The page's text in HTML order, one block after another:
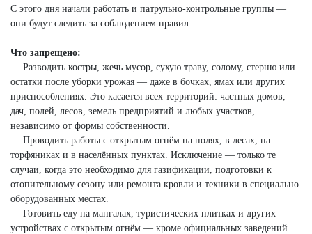
С этого дня начали работать и патрульно-контрольные группы —
они будут следить за соблюдением правил.
Что запрещено:
— Разводить костры, жечь мусор, сухую траву, солому, стерню или
остатки после уборки урожая — даже в бочках, ямах или других
приспособлениях. Это касается всех территорий: частных домов,
дач, полей, лесов, земель предприятий и любых участков,
независимо от формы собственности.
— Проводить работы с открытым огнём на полях, в лесах, на
торфяниках и в населённых пунктах. Исключение — только те
случаи, когда это необходимо для газификации, подготовки к
отопительному сезону или ремонта кровли и техники в специально
оборудованных местах.
— Готовить еду на мангалах, туристических плитках и других
устройствах с открытым огнём — кроме официальных заведений